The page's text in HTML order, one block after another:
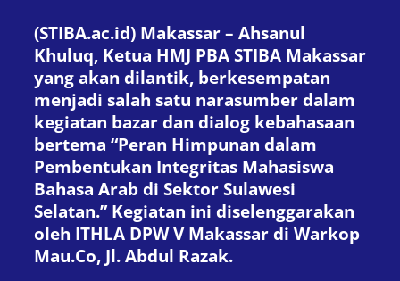
(STIBA.ac.id) Makassar – Ahsanul
Khuluq, Ketua HMJ PBA STIBA Makassar
yang akan dilantik, berkesempatan
menjadi salah satu narasumber dalam
kegiatan bazar dan dialog kebahasaan
bertema “Peran Himpunan dalam
Pembentukan Integritas Mahasiswa
Bahasa Arab di Sektor Sulawesi
Selatan.” Kegiatan ini diselenggarakan
oleh ITHLA DPW V Makassar di Warkop
Mau.Co, Jl. Abdul Razak.